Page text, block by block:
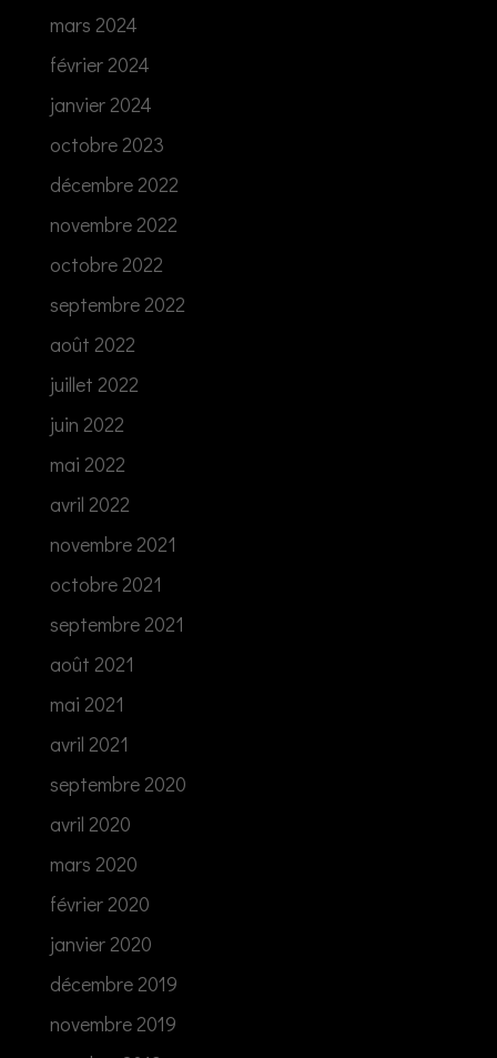
mars 2024
février 2024
janvier 2024
octobre 2023
décembre 2022
novembre 2022
octobre 2022
septembre 2022
août 2022
juillet 2022
juin 2022
mai 2022
avril 2022
novembre 2021
octobre 2021
septembre 2021
août 2021
mai 2021
avril 2021
septembre 2020
avril 2020
mars 2020
février 2020
janvier 2020
décembre 2019
novembre 2019